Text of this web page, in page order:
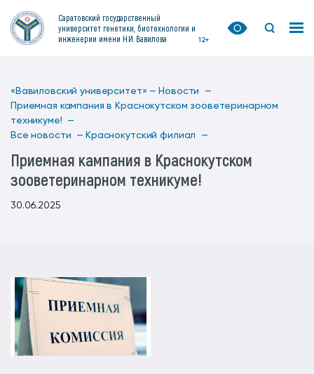
Саратовский государственный
университет генетики, биотехнологии и
инженерии имени Н.И. Вавилова
12+
«Вавиловский университет» — Новости —
Приемная кампания в Краснокутском зооветеринарном
техникуме! —
Все новости — Краснокутский филиал —
Приемная кампания в Краснокутском
зооветеринарном техникуме!
30.06.2025